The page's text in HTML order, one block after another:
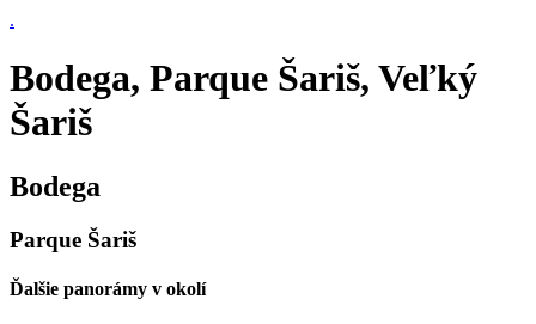
.
Bodega, Parque Šariš, Veľký
Šariš
Bodega
Parque Šariš
Ďalšie panorámy v okolí